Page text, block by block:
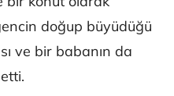
doğup büyüdüğü
ve bir babanın da